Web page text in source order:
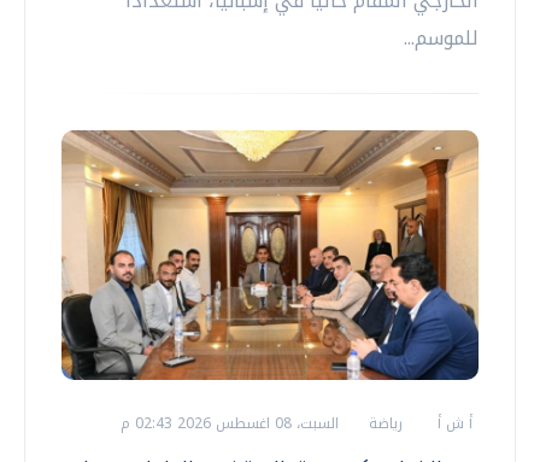
للموسم...
أ ش أ رياضة السبت، 08 اغسطس 2026 02:43 م